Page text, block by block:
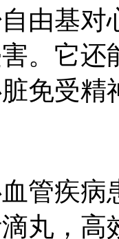
由基对
。它还
免受精
管疾病
丸，高